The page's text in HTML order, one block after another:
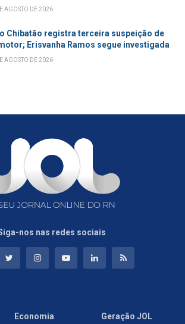
AGOSTO DE 2026
Chibatão registra terceira suspeição de
Erisvanha Ramos segue investigada
AGOSTO DE 2026
nos nas redes sociais
Economia
Geração JOL